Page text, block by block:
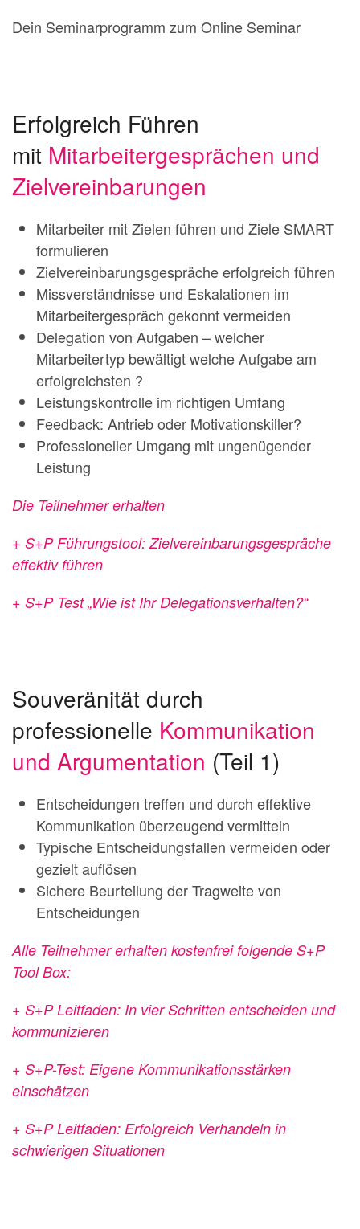
Dein Seminarprogramm zum Online Seminar
Erfolgreich Führen
mit Mitarbeitergesprächen und
Zielvereinbarungen
Mitarbeiter mit Zielen führen und Ziele SMART
formulieren
Zielvereinbarungsgespräche erfolgreich führen
Missverständnisse und Eskalationen im
Mitarbeitergespräch gekonnt vermeiden
Delegation von Aufgaben – welcher
Mitarbeitertyp bewältigt welche Aufgabe am
erfolgreichsten ?
Leistungskontrolle im richtigen Umfang
Feedback: Antrieb oder Motivationskiller?
Professioneller Umgang mit ungenügender
Leistung
Die Teilnehmer erhalten
+ S+P Führungstool: Zielvereinbarungsgespräche
effektiv führen
+ S+P Test „Wie ist Ihr Delegationsverhalten?“
Souveränität durch
professionelle Kommunikation
und Argumentation (Teil 1)
Entscheidungen treffen und durch effektive
Kommunikation überzeugend vermitteln
Typische Entscheidungsfallen vermeiden oder
gezielt auflösen
Sichere Beurteilung der Tragweite von
Entscheidungen
Alle Teilnehmer erhalten kostenfrei folgende S+P
Tool Box:
+ S+P Leitfaden: In vier Schritten entscheiden und
kommunizieren
+ S+P-Test: Eigene Kommunikationsstärken
einschätzen
+ S+P Leitfaden: Erfolgreich Verhandeln in
schwierigen Situationen